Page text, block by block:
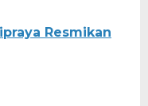
Resmikan